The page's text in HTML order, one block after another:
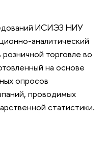
ИСИЭЗ НИУ
аналитический
торговле во
на основе
опросов
проводимых
статистики.